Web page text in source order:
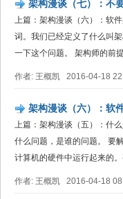
架构漫谈（七）：不
上篇：架构漫谈（六）：软
词。我们已经定义了什么叫
一下这个问题。 架构师的前
作者: 王概凯 2016-04-18
架构漫谈（六）：软
上篇：架构漫谈（五）：什
什么问题，是谁的问题。 要
计算机的硬件中运行起来的
作者: 王概凯 2016-04-18